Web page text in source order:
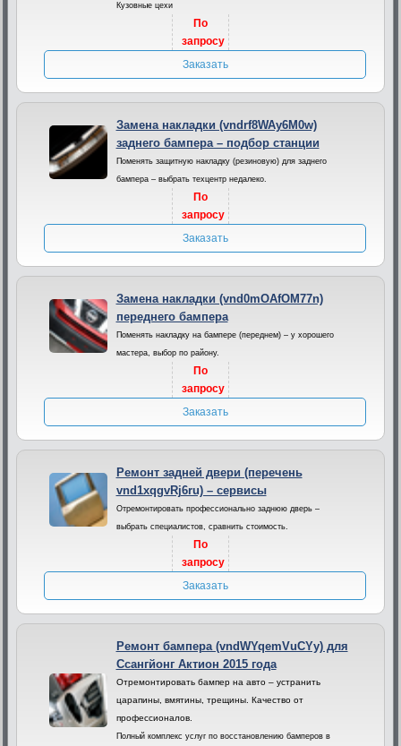
Кузовные цехи
По
запросу
Заказать
Замена накладки (vndrf8WAy6M0w)
заднего бампера – подбор станции
Поменять защитную накладку (резиновую) для заднего
бампера – выбрать техцентр недалеко.
По
запросу
Заказать
Замена накладки (vnd0mOAfOM77n)
переднего бампера
Поменять накладку на бампере (переднем) – у хорошего
мастера, выбор по району.
По
запросу
Заказать
Ремонт задней двери (перечень
vnd1xqgvRj6ru) – сервисы
Отремонтировать профессионально заднюю дверь –
выбрать специалистов, сравнить стоимость.
По
запросу
Заказать
Ремонт бампера (vndWYqemVuCYy) для
Ссангйонг Актион 2015 года
Отремонтировать бампер на авто – устранить
царапины, вмятины, трещины. Качество от
профессионалов.
Полный комплекс услуг по восстановлению бамперов в